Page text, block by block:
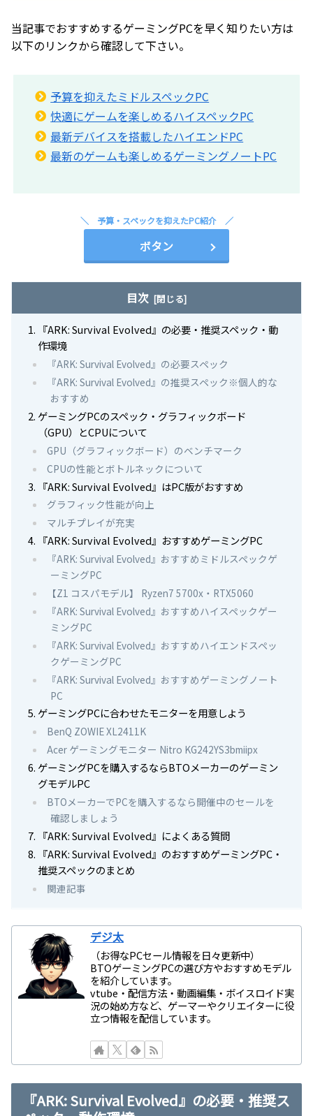
当記事でおすすめするゲーミングPCを早く知りたい方は
以下のリンクから確認して下さい。
予算を抑えたミドルスペックPC
快適にゲームを楽しめるハイスペックPC
最新デバイスを搭載したハイエンドPC
最新のゲームも楽しめるゲーミングノートPC
予算・スペックを抑えたPC紹介
ボタン
目次
『ARK: Survival Evolved』の必要・推奨スペック・動
作環境
『ARK: Survival Evolved』の必要スペック
『ARK: Survival Evolved』の推奨スペック※個人的な
おすすめ
ゲーミングPCのスペック・グラフィックボード
（GPU）とCPUについて
GPU（グラフィックボード）のベンチマーク
CPUの性能とボトルネックについて
『ARK: Survival Evolved』はPC版がおすすめ
グラフィック性能が向上
マルチプレイが充実
『ARK: Survival Evolved』おすすめゲーミングPC
『ARK: Survival Evolved』おすすめミドルスペックゲ
ーミングPC
【Z1 コスパモデル】 Ryzen7 5700x・RTX5060
『ARK: Survival Evolved』おすすめハイスペックゲー
ミングPC
『ARK: Survival Evolved』おすすめハイエンドスペッ
クゲーミングPC
『ARK: Survival Evolved』おすすめゲーミングノート
PC
ゲーミングPCに合わせたモニターを用意しよう
BenQ ZOWIE XL2411K
Acer ゲーミングモニター Nitro KG242YS3bmiipx
ゲーミングPCを購入するならBTOメーカーのゲーミン
グモデルPC
BTOメーカーでPCを購入するなら開催中のセールを
確認しましょう
『ARK: Survival Evolved』によくある質問
『ARK: Survival Evolved』のおすすめゲーミングPC・
推奨スペックのまとめ
関連記事
デジ太
（お得なPCセール情報を日々更新中）
BTOゲーミングPCの選び方やおすすめモデル
を紹介しています。
vtube・配信方法・動画編集・ボイスロイド実
況の始め方など、ゲーマーやクリエイターに役
立つ情報を配信しています。
『ARK: Survival Evolved』の必要・推奨ス